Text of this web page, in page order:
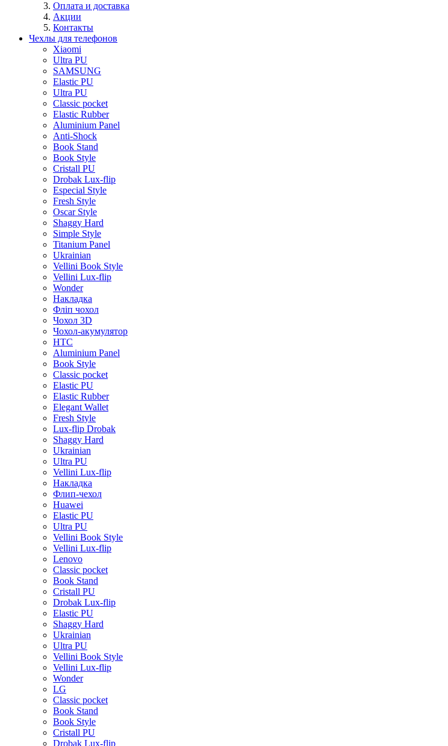
Оплата и доставка
Акции
Контакты
Чехлы для телефонов
Xiaomi
Ultra PU
SAMSUNG
Elastic PU
Ultra PU
Classic pocket
Elastic Rubber
Aluminium Panel
Anti-Shock
Book Stand
Book Style
Cristall PU
Drobak Lux-flip
Especial Style
Fresh Style
Oscar Style
Shaggy Hard
Simple Style
Titanium Panel
Ukrainian
Vellini Book Style
Vellini Lux-flip
Wonder
Накладка
Фліп чохол
Чохол 3D
Чохол-акумулятор
HTC
Aluminium Panel
Book Style
Classic pocket
Elastic PU
Elastic Rubber
Elegant Wallet
Fresh Style
Lux-flip Drobak
Shaggy Hard
Ukrainian
Ultra PU
Vellini Lux-flip
Накладка
Флип-чехол
Huawei
Elastic PU
Ultra PU
Vellini Book Style
Vellini Lux-flip
Lenovo
Classic pocket
Book Stand
Cristall PU
Drobak Lux-flip
Elastic PU
Shaggy Hard
Ukrainian
Ultra PU
Vellini Book Style
Vellini Lux-flip
Wonder
LG
Classic pocket
Book Stand
Book Style
Cristall PU
Drobak Lux-flip